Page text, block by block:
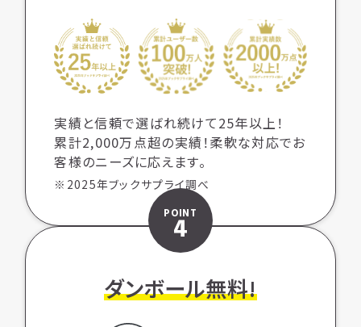
実績と信頼で選ばれ続けて25年以上！
累計2,000万点超の実績！柔軟な対応でお
客様のニーズに応えます。
※2025年ブックサプライ調べ
POINT
4
ダンボール無料!